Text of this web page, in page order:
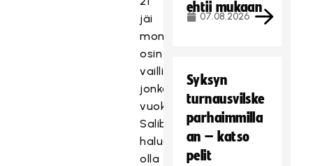
jäi
monelta
osin
vaillinaiseksi,
jonka
vuoksi
Salibandyliitto
haluaa
olla
ehtii mukaan
07.08.2026
Syksyn
turnausvilske
parhaimmilla
an – katso
pelit